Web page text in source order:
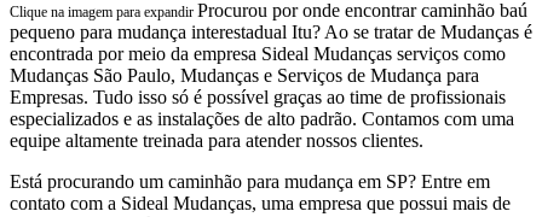
Clique na imagem para expandir Procurou por onde encontrar caminhão baú
pequeno para mudança interestadual Itu? Ao se tratar de Mudanças é
encontrada por meio da empresa Sideal Mudanças serviços como
Mudanças São Paulo, Mudanças e Serviços de Mudança para
Empresas. Tudo isso só é possível graças ao time de profissionais
especializados e as instalações de alto padrão. Contamos com uma
equipe altamente treinada para atender nossos clientes.
Está procurando um caminhão para mudança em SP? Entre em
contato com a Sideal Mudanças, uma empresa que possui mais de